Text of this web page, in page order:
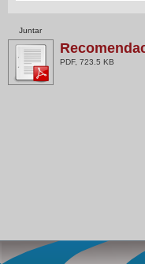
Juntar
PDF, 723.5 KB